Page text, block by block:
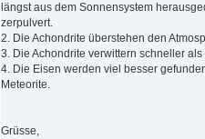
längst aus dem Sonnensystem
zerpulvert.
2. Die Achondrite überstehen den
3. Die Achondrite verwittern schneller als
4. Die Eisen werden viel besser
Meteorite.
Grüsse,